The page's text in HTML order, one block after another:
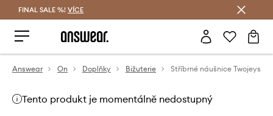
FINAL SALE %! VÍCE
Answear On Doplňky Bižuterie Stříbrné náušnice Twojeys
Tento produkt je momentálně nedostupný